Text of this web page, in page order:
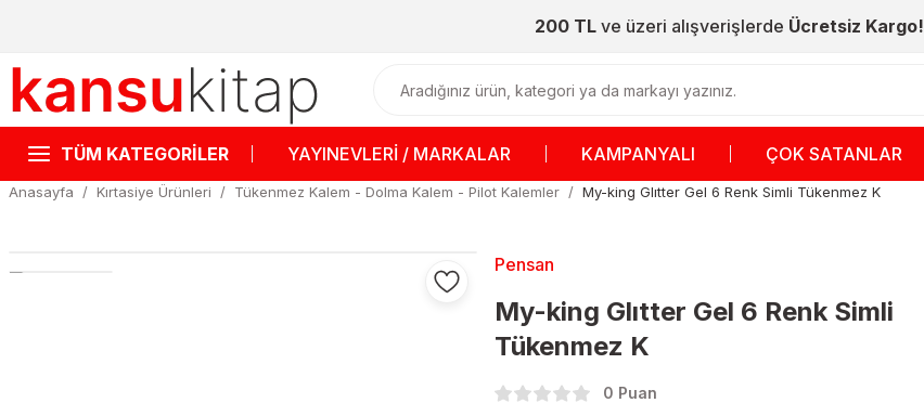
200 TLve üzeri alışverişlerde Ücretsiz Kargo!
TÜM KATEGORİLER YAYINEVLERİ / MARKALAR KAMPANYALI ÇOK SATANLAR
Anasayfa Kırtasiye Ürünleri Tükenmez Kalem - Dolma Kalem - Pilot Kalemler My-king Glıtter Gel 6 Renk Simli Tükenmez K
Pensan
My-king Glıtter Gel 6 Renk Simli
Tükenmez K
0 Puan